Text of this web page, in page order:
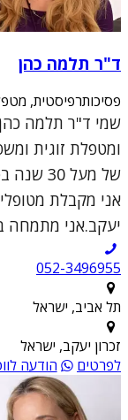
ד"ר תלמה כהן
פסיכותרפיסטית,
ומטפלת זוגית
של מעל
אני מקבלת
יעקב.אני מתמחה
052-3496955
תל אביב, ישראל
זכרון יעקב, ישראל
לפרטים
הודעה